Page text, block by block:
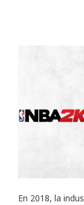
En 2018, la